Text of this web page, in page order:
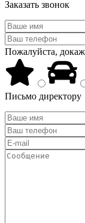
Заказать звонок
Пожалуйста,
Письмо директору